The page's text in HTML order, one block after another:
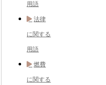
用語
法律
に関する
用語
燃費
に関する